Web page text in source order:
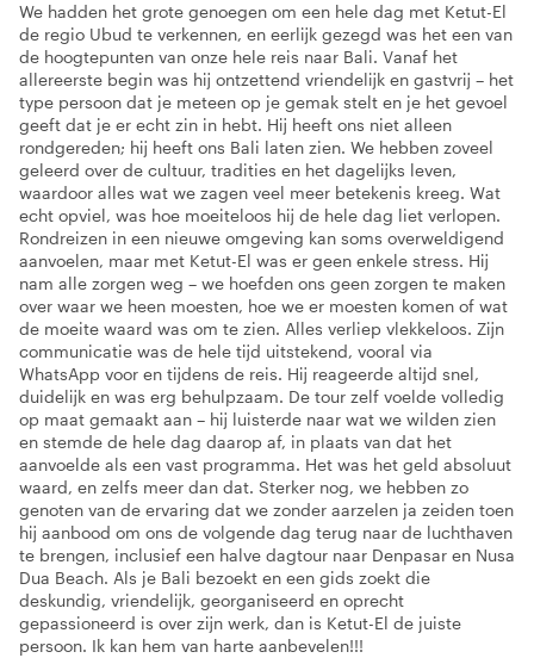
We hadden het grote genoegen om een hele dag met Ketut-El
de regio Ubud te verkennen, en eerlijk gezegd was het een van
de hoogtepunten van onze hele reis naar Bali. Vanaf het
allereerste begin was hij ontzettend vriendelijk en gastvrij – het
type persoon dat je meteen op je gemak stelt en je het gevoel
geeft dat je er echt zin in hebt. Hij heeft ons niet alleen
rondgereden; hij heeft ons Bali laten zien. We hebben zoveel
geleerd over de cultuur, tradities en het dagelijks leven,
waardoor alles wat we zagen veel meer betekenis kreeg. Wat
echt opviel, was hoe moeiteloos hij de hele dag liet verlopen.
Rondreizen in een nieuwe omgeving kan soms overweldigend
aanvoelen, maar met Ketut-El was er geen enkele stress. Hij
nam alle zorgen weg – we hoefden ons geen zorgen te maken
over waar we heen moesten, hoe we er moesten komen of wat
de moeite waard was om te zien. Alles verliep vlekkeloos. Zijn
communicatie was de hele tijd uitstekend, vooral via
WhatsApp voor en tijdens de reis. Hij reageerde altijd snel,
duidelijk en was erg behulpzaam. De tour zelf voelde volledig
op maat gemaakt aan – hij luisterde naar wat we wilden zien
en stemde de hele dag daarop af, in plaats van dat het
aanvoelde als een vast programma. Het was het geld absoluut
waard, en zelfs meer dan dat. Sterker nog, we hebben zo
genoten van de ervaring dat we zonder aarzelen ja zeiden toen
hij aanbood om ons de volgende dag terug naar de luchthaven
te brengen, inclusief een halve dagtour naar Denpasar en Nusa
Dua Beach. Als je Bali bezoekt en een gids zoekt die
deskundig, vriendelijk, georganiseerd en oprecht
gepassioneerd is over zijn werk, dan is Ketut-El de juiste
persoon. Ik kan hem van harte aanbevelen!!!